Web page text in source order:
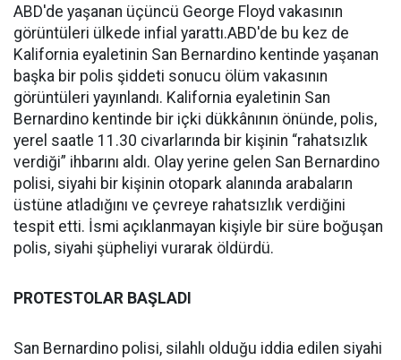
ABD'de yaşanan üçüncü George Floyd vakasının
görüntüleri ülkede infial yarattı.ABD'de bu kez de
Kalifornia eyaletinin San Bernardino kentinde yaşanan
başka bir polis şiddeti sonucu ölüm vakasının
görüntüleri yayınlandı. Kalifornia eyaletinin San
Bernardino kentinde bir içki dükkânının önünde, polis,
yerel saatle 11.30 civarlarında bir kişinin “rahatsızlık
verdiği” ihbarını aldı. Olay yerine gelen San Bernardino
polisi, siyahi bir kişinin otopark alanında arabaların
üstüne atladığını ve çevreye rahatsızlık verdiğini
tespit etti. İsmi açıklanmayan kişiyle bir süre boğuşan
polis, siyahi şüpheliyi vurarak öldürdü.
PROTESTOLAR BAŞLADI
San Bernardino polisi, silahlı olduğu iddia edilen siyahi